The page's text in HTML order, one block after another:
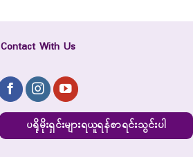
Contact With Us
ပရိုမိုးရှင်းများရယူရန်စာရင်းသွင်းပါ